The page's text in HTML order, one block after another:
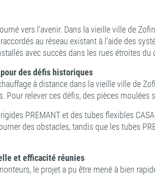
vers l'avenir. Dans la vieille ville de
au réseau existant à l'aide des
avec succès dans les rues étroites du
des défis historiques
à distance dans la vieille ville de
Pour relever ces défis, des pièces
PREMANT et des tubes flexibles
des obstacles, tandis que les tubes
et efficacité réunies
le projet a pu être mené à bien